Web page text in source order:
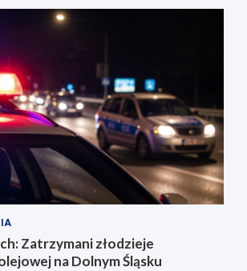
Zatrzymani złodzieje
na Dolnym Śląsku